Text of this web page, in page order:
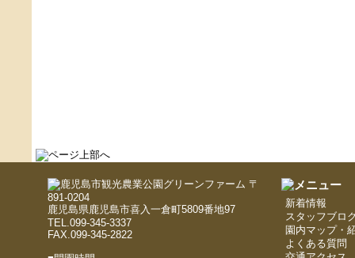
〒
891-0204
鹿児島県鹿児島市喜入一倉町5809番地97
TEL.099-345-3337
FAX.099-345-2822
新着情報
スタッフブロ
園内マップ・
よくある質問